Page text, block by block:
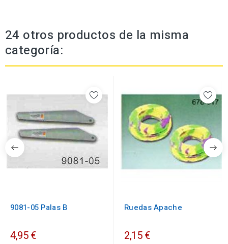
24 otros productos de la misma
categoría:
9081-05 Palas B
4,95 €
Ruedas Apache
2,15 €